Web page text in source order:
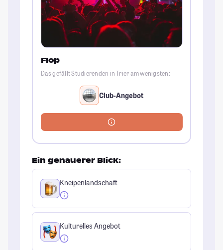
Flop
Das gefällt Studierenden in Trier am wenigsten:
Club-Angebot
Ein genauerer Blick:
Kneipenlandschaft
Kulturelles Angebot